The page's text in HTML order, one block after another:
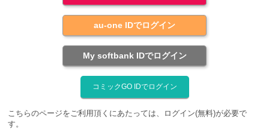
au-one IDでログイン
My softbank IDでログイン
コミックGO IDでログイン
こちらのページをご利用頂くにあたっては、ログイン(無料)が必要で
す。